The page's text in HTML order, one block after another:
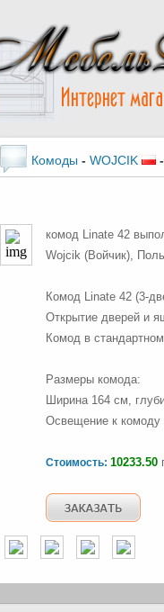
Комоды - WOJCIK
комод Linate 42
Wojcik (Войчик),
Комод Linate 42 (3-
Открытие дверей и
Комод в
Размеры комода:
Ширина 164 см,
Освещение к
Стоимость: 10233.50